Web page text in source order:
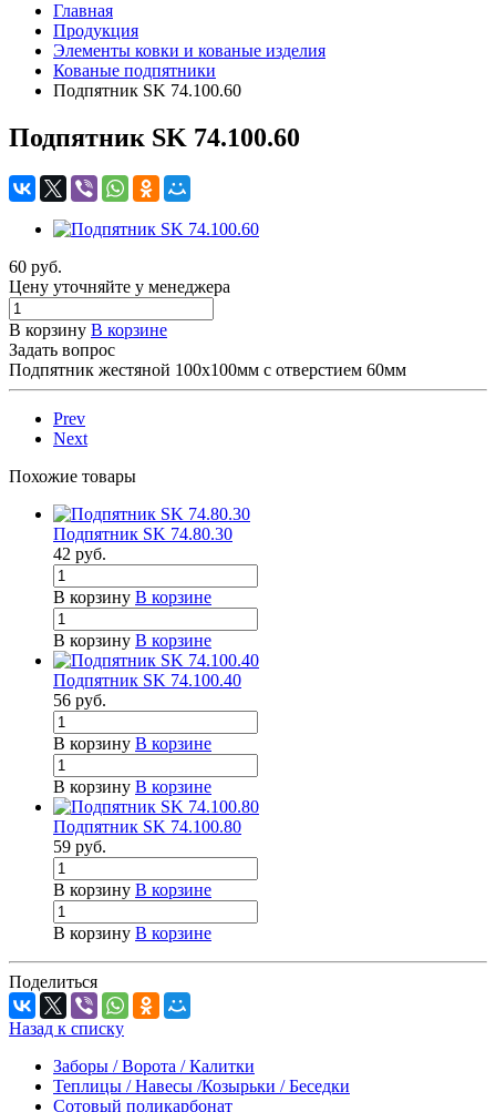
Главная
Продукция
Элементы ковки и кованые изделия
Кованые подпятники
Подпятник SK 74.100.60
Подпятник SK 74.100.60
60 руб.
Цену уточняйте у менеджера
В корзину В корзине
Задать вопрос
Подпятник жестяной 100х100мм с отверстием 60мм
Prev
Next
Похожие товары
Подпятник SK 74.80.30
42 руб.
В корзину В корзине
В корзину В корзине
Подпятник SK 74.100.40
56 руб.
В корзину В корзине
В корзину В корзине
Подпятник SK 74.100.80
59 руб.
В корзину В корзине
В корзину В корзине
Поделиться
Назад к списку
Заборы / Ворота / Калитки
Теплицы / Навесы /Козырьки / Беседки
Сотовый поликарбонат